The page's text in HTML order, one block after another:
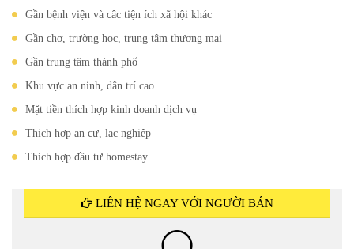
Gần bệnh viện và câc tiện ích xã hội khác
Gần chợ, trường học, trung tâm thương mại
Gần trung tâm thành phố
Khu vực an ninh, dân trí cao
Mặt tiền thích hợp kinh doanh dịch vụ
Thich hợp an cư, lạc nghiệp
Thích hợp đầu tư homestay
LIÊN HỆ NGAY VỚI NGƯỜI BÁN